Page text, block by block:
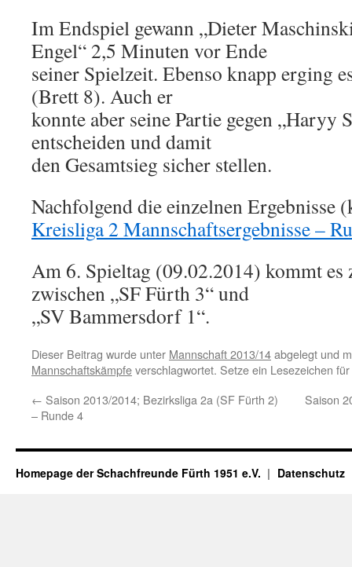
Im Endspiel gewann „Dieter
Engel“ 2,5 Minuten vor Ende
seiner Spielzeit. Ebenso knapp erging
(Brett 8). Auch er
konnte aber seine Partie gegen „Haryy
entscheiden und damit
den Gesamtsieg sicher stellen.
Nachfolgend die einzelnen Ergebnisse
Kreisliga 2 Mannschaftsergebnisse –
Am 6. Spieltag (09.02.2014) kommt es
zwischen „SF Fürth 3“ und
„SV Bammersdorf 1“.
Dieser Beitrag wurde unter Mannschaft 2013/14abgelegt und
Mannschaftskämpfeverschlagwortet. Setze ein Lesezeichen
← Saison 2013/2014; Bezirksliga 2a (SF Fürth 2)
– Runde 4
Saison
Homepage der Schachfreunde Fürth 1951 e.V. Datenschutz